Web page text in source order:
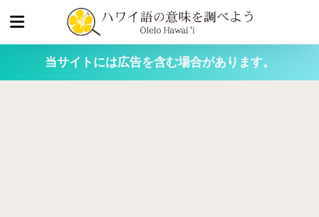
当サイトには広告を含む場合があります。